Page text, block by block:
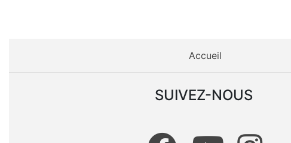
Accueil
SUIVEZ-NOUS